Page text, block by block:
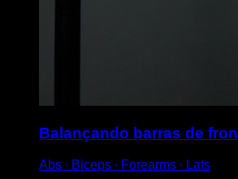
Balançando barras de
Abs ∙ Biceps ∙ Forearms ∙ Lats